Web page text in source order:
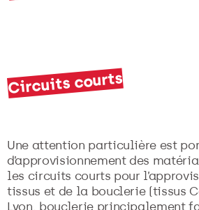
Circuits courts
Une attention particulière est
d’approvisionnement des
les circuits courts pour
tissus et de la bouclerie (tissus
Lyon, bouclerie principalement